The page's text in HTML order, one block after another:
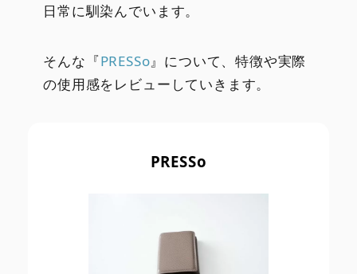
日常に馴染んでいます。
そんな『PRESSo』について、特徴や実際
の使用感をレビューしていきます。
PRESSo